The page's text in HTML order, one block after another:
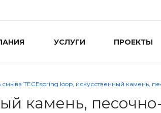
УСЛУГИ ПРОЕКТЫ
смыва TECEspring loop, искусственный камень,
камень,